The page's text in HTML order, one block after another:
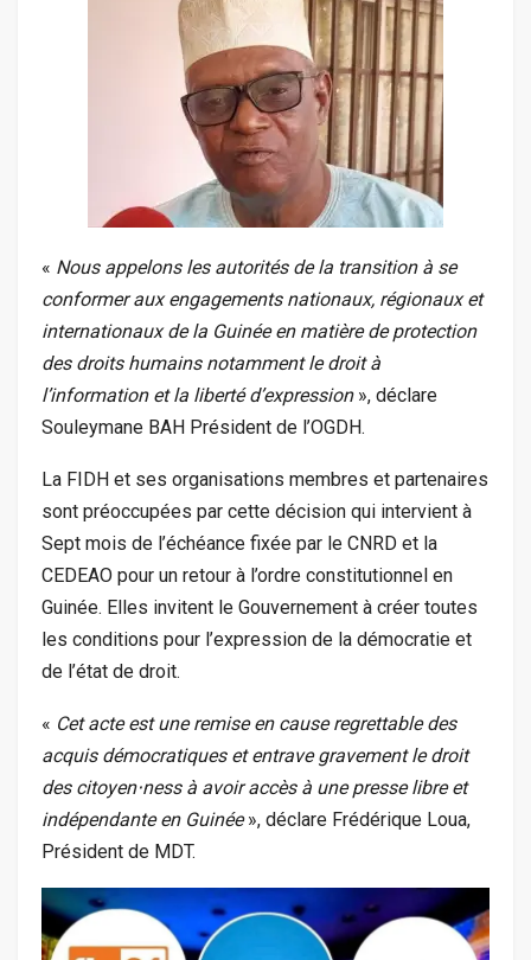
« Nous appelons les autorités de la transition à se
conformer aux engagements nationaux, régionaux et
internationaux de la Guinée en matière de protection
des droits humains notamment le droit à
l’information et la liberté d’expression», déclare
Souleymane BAH Président de l’OGDH.
La FIDH et ses organisations membres et partenaires
sont préoccupées par cette décision qui intervient à
Sept mois de l’échéance fixée par le CNRD et la
CEDEAO pour un retour à l’ordre constitutionnel en
Guinée. Elles invitent le Gouvernement à créer toutes
les conditions pour l’expression de la démocratie et
de l’état de droit.
« Cet acte est une remise en cause regrettable des
acquis démocratiques et entrave gravement le droit
des citoyen⋅ness à avoir accès à une presse libre et
indépendante en Guinée», déclare Frédérique Loua,
Président de MDT.